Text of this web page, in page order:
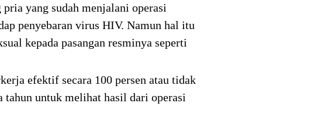
yang sudah menjalani operasi
penyebaran virus HIV. Namun hal itu
kepada pasangan resminya seperti
efektif secara 100 persen atau tidak
tahun untuk melihat hasil dari operasi